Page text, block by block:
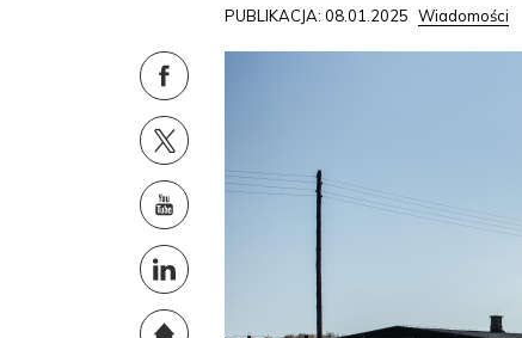
PUBLIKACJA: 08.01.2025 Wiadomości